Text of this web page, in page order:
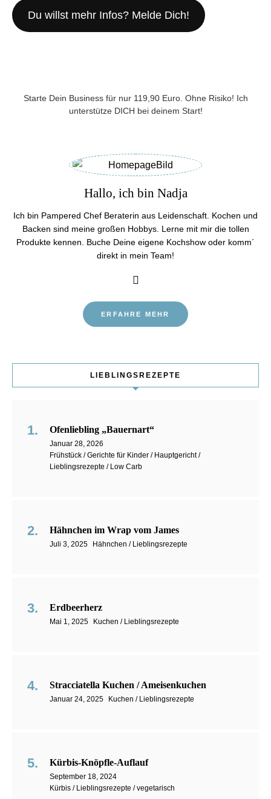
Du willst mehr Infos? Melde Dich!
Starte Dein Business für nur 119,90 Euro. Ohne Risiko! Ich
unterstütze DICH bei deinem Start!
Hallo, ich bin Nadja
Ich bin Pampered Chef Beraterin aus Leidenschaft. Kochen und
Backen sind meine großen Hobbys. Lerne mit mir die tollen
Produkte kennen. Buche Deine eigene Kochshow oder komm´
direkt in mein Team!
ERFAHRE MEHR
LIEBLINGSREZEPTE
Ofenliebling „Bauernart“
Januar 28, 2026
Frühstück / Gerichte für Kinder / Hauptgericht /
Lieblingsrezepte / Low Carb
Hähnchen im Wrap vom James
Juli 3, 2025 Hähnchen / Lieblingsrezepte
Erdbeerherz
Mai 1, 2025 Kuchen / Lieblingsrezepte
Stracciatella Kuchen / Ameisenkuchen
Januar 24, 2025 Kuchen / Lieblingsrezepte
Kürbis-Knöpfle-Auflauf
September 18, 2024
Kürbis / Lieblingsrezepte / vegetarisch